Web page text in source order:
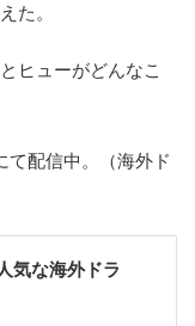
た。
ヒューがどんなこ
て配信中。（海外ド
気な海外ドラ